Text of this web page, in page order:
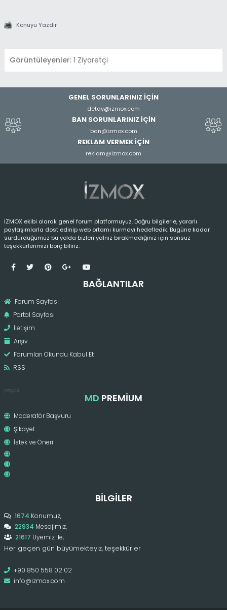
Konuyu Yazdır
Görüntüleyenler: 1 Ziyaretçi
GENEL SORUNLARINIZ İÇİN
detay@izmox.com
BAN SORUNLARINIZ İÇİN
ban@izmox.com
REKLAM VERMEK İÇİN
reklam@izmox.com
İZMOX ekibi olarak genel forum platformuyuz. Doğru bilgilerle, yararlı
paylaşımlarla dost edinip web ortamı kurmayı hedefledik. Bugüne kadar
sürdürdüğümüz bu yolda bizleri yalnız bırakmadığınız için sonsuz
teşekkürlerimizi borç biliriz.
BAĞLANTILAR
Forum Sayfası
Portal Sayfası
İletişim
Arşiv
Forumları Okundu Kabul Et
RSS
pergola
MD PREMIUM
Moderatör Başvuru
Şikayet
İstek ve Öneri
BILGILER
1674 Konumuz,
22934 Mesajımız,
21617 Üyemiz ile,
Her geçen gün büyümekteyiz, teşekkürler
+90 850 558 02 02
info@izmox.com